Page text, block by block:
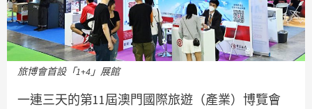
旅博會首設「1+4」展館
一連三天的第11屆澳門國際旅遊（產業）博覽會